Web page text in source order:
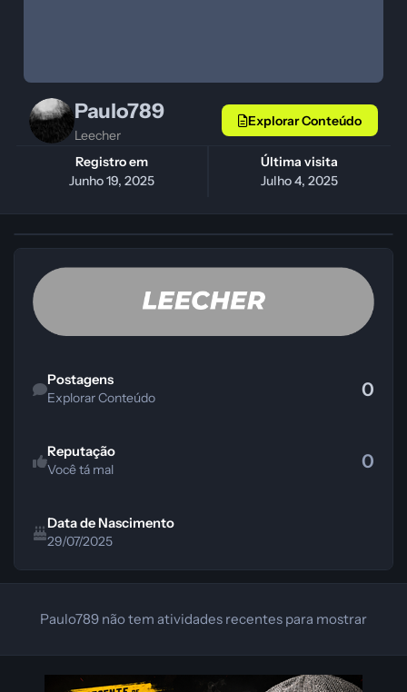
Paulo789
Leecher
Registro em
Junho 19, 2025
Última visita
Julho 4, 2025
Explorar Conteúdo
Postagens
Explorar Conteúdo
0
Reputação
Você tá mal
0
Data de Nascimento
29/07/2025
Paulo789 não tem atividades recentes para mostrar